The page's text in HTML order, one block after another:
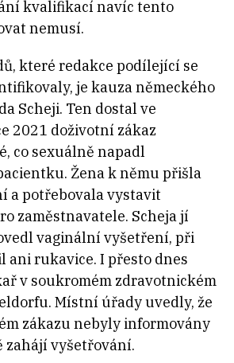
kvalifikací navíc tento
nemusí.
které redakce podílející se
je kauza německého
Scheji. Ten dostal ve
2021 doživotní zákaz
co sexuálně napadl
Žena k němu přišla
a potřebovala vystavit
zaměstnavatele. Scheja jí
vaginální vyšetření, při
ani rukavice. I přesto dnes
v soukromém zdravotnickém
Místní úřady uvedly, že
zákazu nebyly informovány
zahájí vyšetřování.